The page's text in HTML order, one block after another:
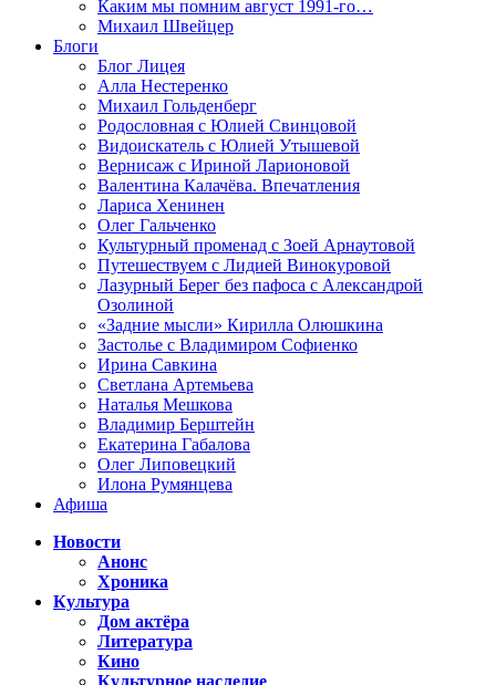
Каким мы помним август 1991-го…
Михаил Швейцер
Блоги
Блог Лицея
Алла Нестеренко
Михаил Гольденберг
Родословная с Юлией Свинцовой
Видоискатель с Юлией Утышевой
Вернисаж с Ириной Ларионовой
Валентина Калачёва. Впечатления
Лариса Хенинен
Олег Гальченко
Культурный променад с Зоей Арнаутовой
Путешествуем с Лидией Винокуровой
Лазурный Берег без пафоса с Александрой
Озолиной
«Задние мысли» Кирилла Олюшкина
Застолье с Владимиром Софиенко
Ирина Савкина
Светлана Артемьева
Наталья Мешкова
Владимир Берштейн
Екатерина Габалова
Олег Липовецкий
Илона Румянцева
Афиша
Новости
Анонс
Хроника
Культура
Дом актёра
Литература
Кино